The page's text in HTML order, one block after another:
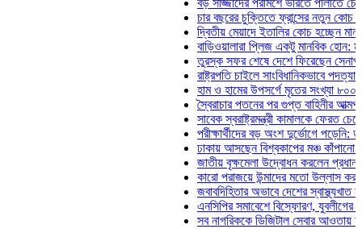
বড় সাজ্জাদের পরামর্শে ভারতে পালাতে
চার বছরের চুক্তিতে ফ্রান্সের নতুন কোচ জিদান
দ্বিতীয় মেয়াদে ইতালির কোচ হচ্ছেন মানচিনি
বাড়িওয়ালারা প্লিজ একটু মানবিক হোন: মনিরা মিঠু
তুরস্ক সফর শেষে দেশে ফিরেছেন সেনাপ্রধান
রাষ্ট্রপতি চাইলে সাংবিধানিকভাবে পদত্যাগ করতে
হাম ও হামের উপসর্গে মৃতের সংখ্যা ৮০০ ছাড়াল
স্বৈরাচার পতনের পর গুপ্ত বাহিনীর আত্মপ্রকাশ:
সাবেক স্বরাষ্ট্রমন্ত্রী কামালকে ফেরত চেয়ে
পরীক্ষার্থীদের বড় অংশ দুর্ভোগে পড়েনি: ড.
ঢাকায় আসছেন বিশ্বকাপের মঞ্চ কাঁপানো সেই
জাতীয় বৃক্ষমেলা উদ্বোধন করলেন প্রধানমন্ত্রী
কারো পরাজয়ে উন্মাদের মতো উল্লাস করতে হয়
জবাবদিহিতার অভাবে দেশের স্বাস্থ্যখাত নানা
এনসিপির সমাবেশে বিস্ফোরণ, যুবলীগের দুই
সব নাগরিককে ডিজিটাল সেবার আওতায় আনতে